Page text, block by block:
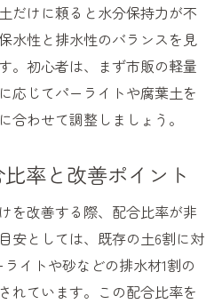
培養土の水はけ向上法
養土を使う水はけ向上法
けの悪い土を家庭菜園向
に与える有機培養土の効
有機培養土の水はけ対策
リットと向き合う改善手
だけに頼ると水分保持力が不
水性と排水性のバランスを見
。初心者は、まず市販の軽量
応じてパーライトや腐葉土を
合わせて調整しましょう。
率と改善ポイント
を改善する際、配合比率が非
安としては、既存の土6割に対
イトや砂などの排水材1割の
れています。この配合比率を